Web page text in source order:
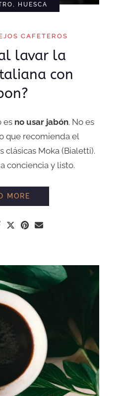
HUESCA
CAFETEROS
lavar la
con
es no usar jabón. No es
que recomienda el
clásicas Moka (Bialetti).
conciencia y listo.
MORE